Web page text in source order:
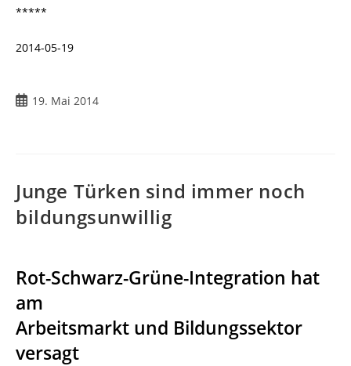
*****
2014-05-19
19. Mai 2014
Junge Türken sind immer noch
bildungsunwillig
Rot-Schwarz-Grüne-Integration hat
am
Arbeitsmarkt und Bildungssektor
versagt